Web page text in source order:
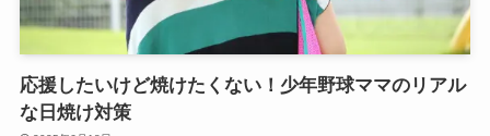
応援したいけど焼けたくない！少年野球ママのリアル
な日焼け対策